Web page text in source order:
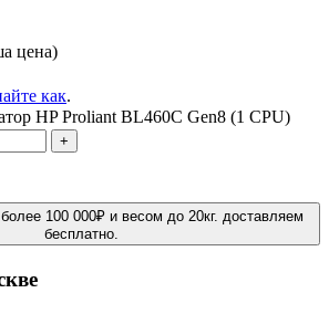
цена)
как.
HP Proliant BL460C Gen8 (1 CPU)
+
100 000₽ и весом до 20кг. доставляем
бесплатно.